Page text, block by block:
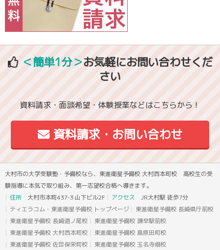
＜簡単1分＞お気軽にお問い合わせくだ
さい
資料請求・面談希望・体験授業などはこちらから！
資料請求・お問い合わせ
大村市の大学受験塾・予備校なら、東進衛星予備校 大村西本町校 高校生の受
験指導に本気で取り組み、第一志望校合格へ導きます。
住所 大村市本町437-3 山下ビル2F アクセス JR大村駅 徒歩7分
ティエラコム・東進衛星予備校 トップページ
東進衛星予備校 長崎県庁前校
東進衛星予備校 長崎道ノ尾校
東進衛星予備校 諫早駅前校
東進衛星予備校 大村西本町校
東進衛星予備校 島原田町校
東進衛星予備校 佐世保栄町校
東進衛星予備校 玉名寺畑校